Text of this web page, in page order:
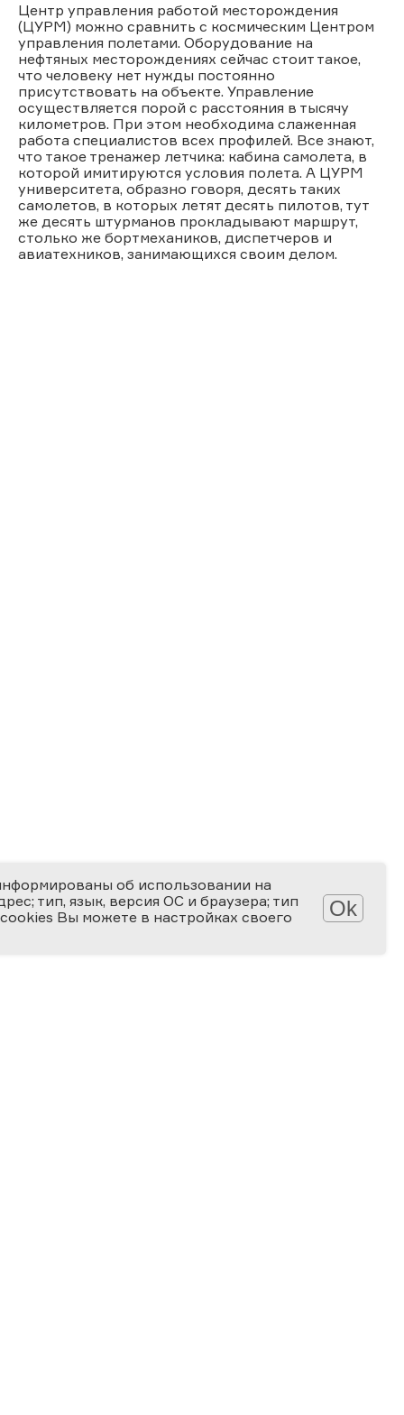
Центр управления работой месторождения
(ЦУРМ) можно сравнить с космическим Центром
управления полетами. Оборудование на
нефтяных месторождениях сейчас стоит такое,
что человеку нет нужды постоянно
присутствовать на объекте. Управление
осуществляется порой с расстояния в тысячу
километров. При этом необходима слаженная
работа специалистов всех профилей. Все знают,
что такое тренажер летчика: кабина самолета, в
которой имитируются условия полета. А ЦУРМ
университета, образно говоря, десять таких
самолетов, в которых летят десять пилотов, тут
же десять штурманов прокладывают маршрут,
столько же бортмехаников, диспетчеров и
авиатехников, занимающихся своим делом.
об использовании на
тип, язык, версия ОС и браузера; тип
Вы можете в настройках своего
Ok